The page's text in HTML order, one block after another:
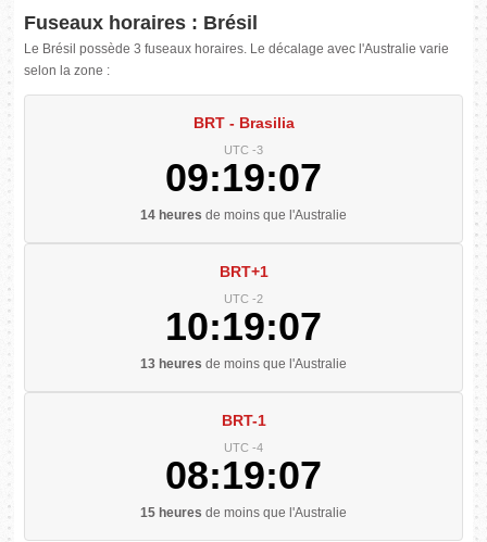
Fuseaux horaires : Brésil
Le Brésil possède 3 fuseaux horaires. Le décalage avec l'Australie varie
selon la zone :
BRT - Brasilia
UTC -3
09:19:08
14 heures de moins que l'Australie
BRT+1
UTC -2
10:19:08
13 heures de moins que l'Australie
BRT-1
UTC -4
08:19:08
15 heures de moins que l'Australie